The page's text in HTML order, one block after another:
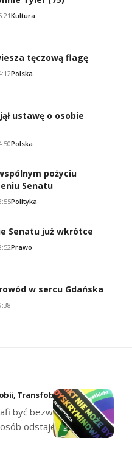
Kultura
tęczową flagę
Polska
ustawę o osobie
Polska
pożyciu
Senatu
Polityka
Senatu już wkrótce
Prawo
w sercu Gdańska
Transfobii i Bifobii
być bezwzględny dla
odstaje od…